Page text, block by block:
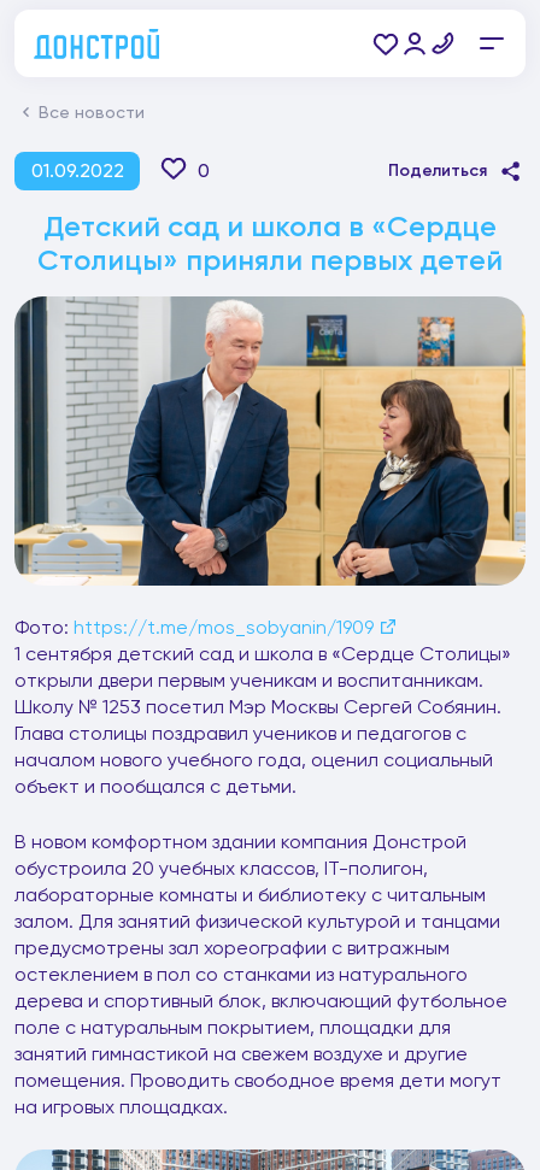
Все новости
01.09.2022 0 Поделиться
Детский сад и школа в «Сердце
Столицы» приняли первых детей
Фото: https://t.me/mos_sobyanin/1909
1 сентября детский сад и школа в «Сердце Столицы»
открыли двери первым ученикам и воспитанникам.
Школу № 1253 посетил Мэр Москвы Сергей Собянин.
Глава столицы поздравил учеников и педагогов с
началом нового учебного года, оценил социальный
объект и пообщался с детьми.
В новом комфортном здании компания Донстрой
обустроила 20 учебных классов, IT-полигон,
лабораторные комнаты и библиотеку с читальным
залом. Для занятий физической культурой и танцами
предусмотрены зал хореографии с витражным
остеклением в пол со станками из натурального
дерева и спортивный блок, включающий футбольное
поле с натуральным покрытием, площадки для
занятий гимнастикой на свежем воздухе и другие
помещения. Проводить свободное время дети могут
на игровых площадках.